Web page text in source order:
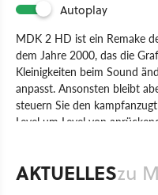
Autoplay
MDK 2 HD ist ein Remake
dem Jahre 2000, das die
Kleinigkeiten beim Sound
anpasst. Ansonsten bleibt
steuern Sie den
Level um Level von
spielerisch Auswirkungen,
AKTUELLESzu